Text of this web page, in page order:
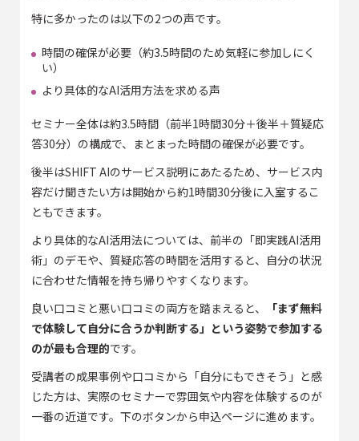
特に多かったのは以下の2つの声です。
時間の確保が必要（約3.5時間のため気軽に参加しにく
い）
より具体的なAI活用方法を求める声
セミナー全体は約3.5時間（前半1時間30分＋後半＋質疑応
答30分）の構成で、まとまった時間の確保が必要です。
後半はSHIFT AIのサービス説明にあたるため、サービス内
容だけ聞きたい方は開始から約1時間30分後に入室するこ
ともできます。
より具体的なAI活用法については、前半の「即実践AI活用
術」のデモや、質疑応答の時間を活用すると、自分の状況
に合わせた情報を持ち帰りやすくなります。
良い口コミと悪い口コミの両方を踏まえると、
「まず無料
で体験して自分に合うか判断する」という姿勢で参加する
のが最も合理的です。
受講者の成果事例や口コミから「自分にもできそう」と感
じた方は、実際のセミナーで雰囲気や内容を体験するのが
一番の近道です。下のボタンから申込ページに進めます。